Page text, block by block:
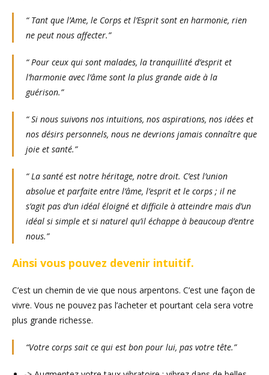
“ Tant que l’Ame, le Corps et l’Esprit sont en harmonie, rien
ne peut nous affecter.”
“ Pour ceux qui sont malades, la tranquillité d’esprit et
l’harmonie avec l’âme sont la plus grande aide à la
guérison.”
“ Si nous suivons nos intuitions, nos aspirations, nos idées et
nos désirs personnels, nous ne devrions jamais connaître que
joie et santé.”
“ La santé est notre héritage, notre droit. C’est l’union
absolue et parfaite entre l’âme, l’esprit et le corps ; il ne
s’agit pas d’un idéal éloigné et difficile à atteindre mais d’un
idéal si simple et si naturel qu’il échappe à beaucoup d’entre
nous.”
Ainsi vous pouvez devenir intuitif.
C’est un chemin de vie que nous arpentons. C’est une façon de
vivre. Vous ne pouvez pas l’acheter et pourtant cela sera votre
plus grande richesse.
“Votre corps sait ce qui est bon pour lui, pas votre tête.”